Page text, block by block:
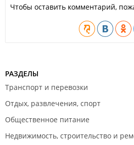
Чтобы оставить комментарий,
РАЗДЕЛЫ
Транспорт и перевозки
Отдых, развлечения, спорт
Общественное питание
Недвижимость, строительство и